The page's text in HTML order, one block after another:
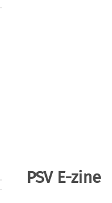
PSV E-zine